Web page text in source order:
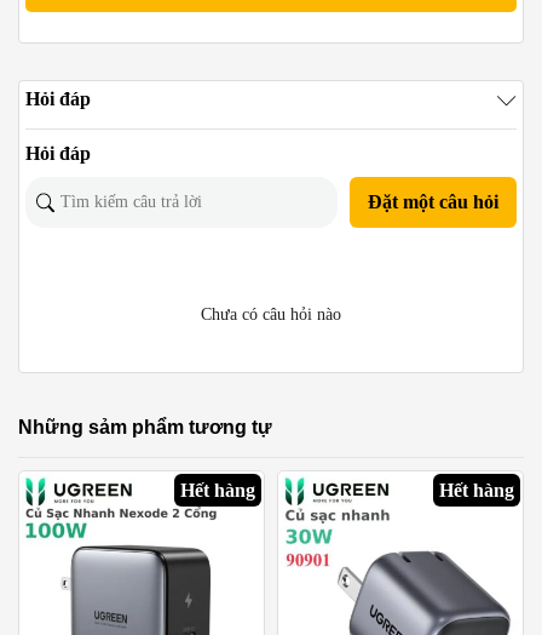
Hỏi đáp
Hỏi đáp
Đặt một câu hỏi
Chưa có câu hỏi nào
Những sảm phẩm tương tự
Hết hàng Hết hàng